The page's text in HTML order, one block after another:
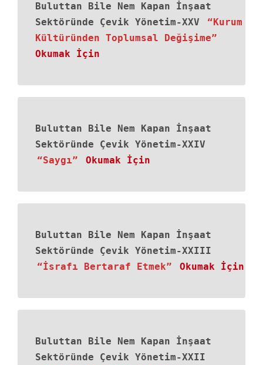
Buluttan Bile Nem Kapan İnşaat
Sektöründe Çevik Yönetim-XXV
“Kurum
Kültüründen Toplumsal Değişime”
Okumak İçin
Buluttan Bile Nem Kapan İnşaat
Sektöründe Çevik Yönetim-XXIV
“Saygı”
Okumak İçin
Buluttan Bile Nem Kapan İnşaat
Sektöründe Çevik Yönetim-XXIII
“İsrafı Bertaraf Etmek”
Okumak İçin
Buluttan Bile Nem Kapan İnşaat
Sektöründe Çevik Yönetim-XXII